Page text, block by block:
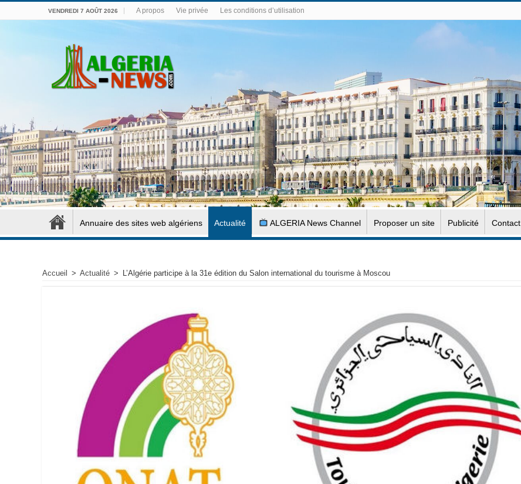
VENDREDI 7 AOÛT 2026 A propos Vie privée Les conditions d’utilisation
Annuaire des sites web algériens Actualité ALGERIA News Channel Proposer un site Publicité Contact
Accueil > Actualité > L’Algérie participe à la 31e édition du Salon international du tourisme à Moscou